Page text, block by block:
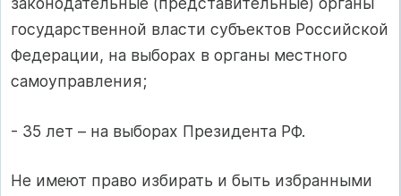
государственной власти субъектов Российской
Федерации, на выборах в органы местного
самоуправления;
- 35 лет – на выборах Президента РФ.
Не имеют право избирать и быть избранными